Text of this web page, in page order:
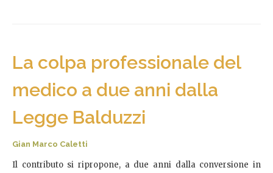
La colpa professionale del
medico a due anni dalla
Legge Balduzzi
Gian Marco Caletti
Il contributo si ripropone, a due anni dalla conversione in